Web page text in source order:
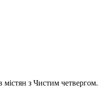
містян з Чистим четвергом.